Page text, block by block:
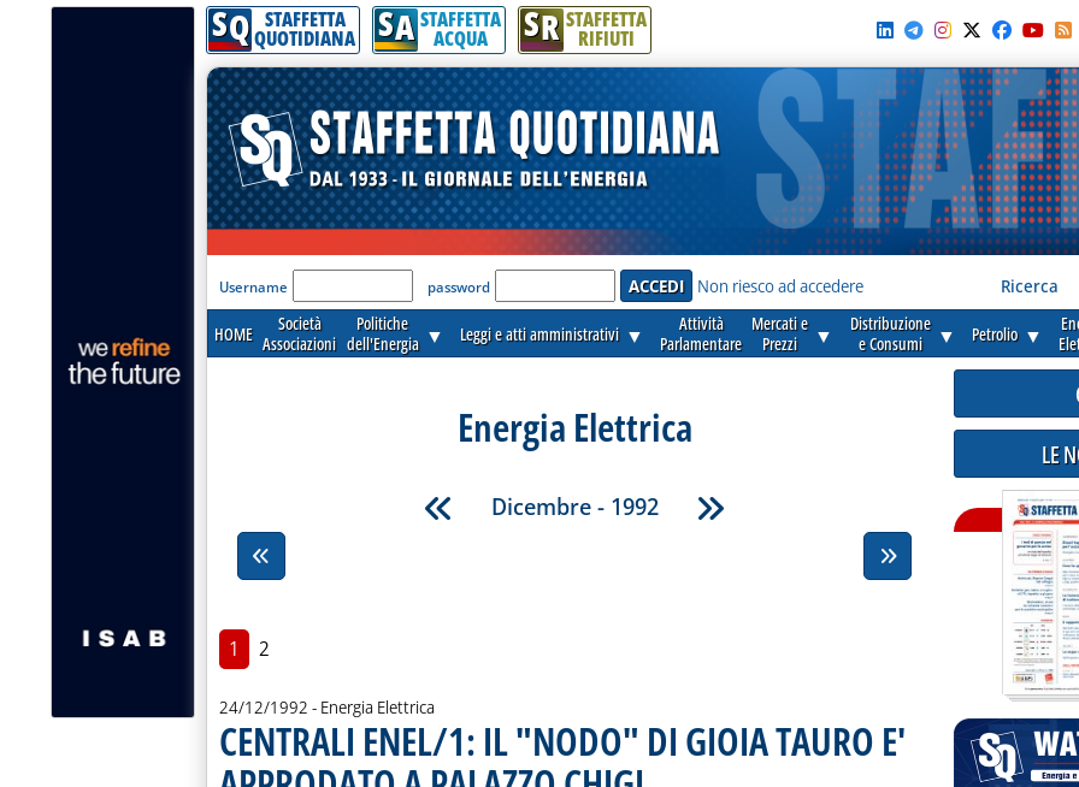
SQ STAFFETTA
QUOTIDIANA SA STAFFETTA
ACQUA SR STAFFETTA
RIFIUTI
'Modulo Login per accedere'
Username password Non riesco ad accedere Ricerca
HOME
Società
Associazioni
Politiche
dell'Energia ▼ Leggi e atti amministrativi ▼
Attività
Parlamentare
Mercati e
Prezzi
▼
Distribuzione
e Consumi
▼ Petrolio ▼
Energia Elettrica
Dicembre - 1992
1 2
24/12/1992 - Energia Elettrica
CENTRALI ENEL/1: IL "NODO" DI GIOIA TAURO E'
LE